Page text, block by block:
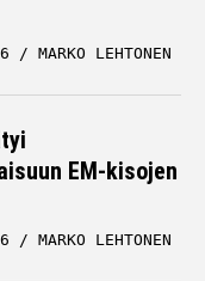
MARKO LEHTONEN
EM-kisojen
MARKO LEHTONEN